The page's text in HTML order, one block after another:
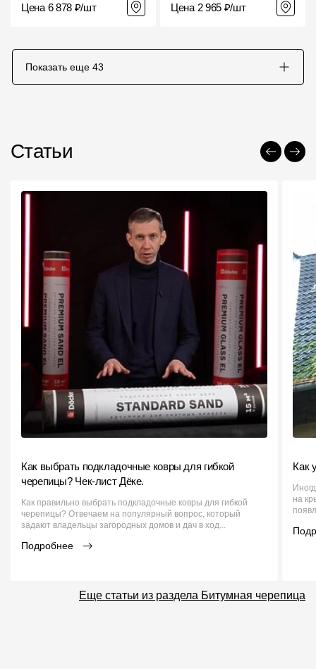
Цена 6 878 ₽/шт Цена 2 965 ₽/шт
Показать еще 43
Статьи
Как выбрать подкладочные ковры для гибкой
черепицы? Чек-лист Дёке.
Как правильно выбрать подкладочные ковры для гибкой
черепицы? Отвечаем на популярный вопрос, который
задают владельцы загородных домов и дач в ход...
Подробнее
Как
на
Еще статьи из раздела Битумная черепица